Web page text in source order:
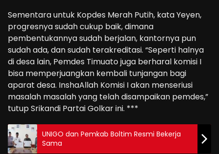
Sementara untuk Kopdes Merah Putih, kata Yeyen,
progresnya sudah cukup baik, dimana
pembentukannya sudah berjalan, kantornya pun
sudah ada, dan sudah terakreditasi. “Seperti halnya
di desa lain, Pemdes Timuato juga berharal komisi I
bisa memperjuangkan kembali tunjangan bagi
aparat desa. InshaAllah Komisi I akan menseriusi
masalah masalah yang telah disampaikan pemdes,”
tutup Srikandi Partai Golkar ini. ***
UNIGO dan Pemkab Boltim Resmi Bekerja
Sama